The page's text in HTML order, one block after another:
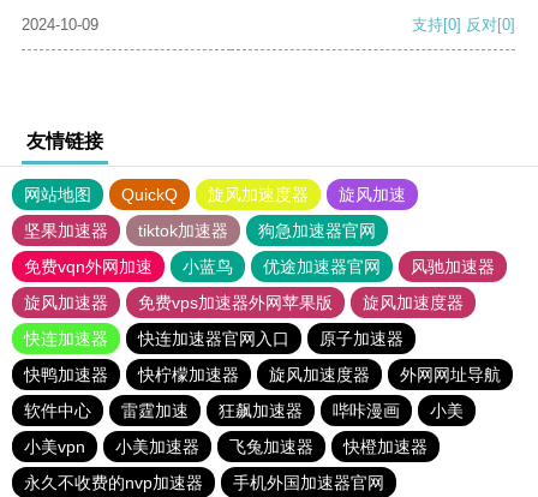
2024-10-09 支持[0] 反对[0]
友情链接
网站地图 QuickQ 旋风加速度器
旋风加速
坚果加速器
tiktok加速器
狗急加速器官网
免费vqn外网加速
小蓝鸟 优途加速器官网
风驰加速器
旋风加速器
免费vps加速器外网苹果版
旋风加速度器
快连加速器
快连加速器官网入口
原子加速器
快鸭加速器
快柠檬加速器 旋风加速度器
外网网址导航
软件中心
雷霆加速 狂飙加速器 哔咔漫画
小美
小美vpn
小美加速器 飞兔加速器
快橙加速器
永久不收费的nvp加速器
手机外国加速器官网